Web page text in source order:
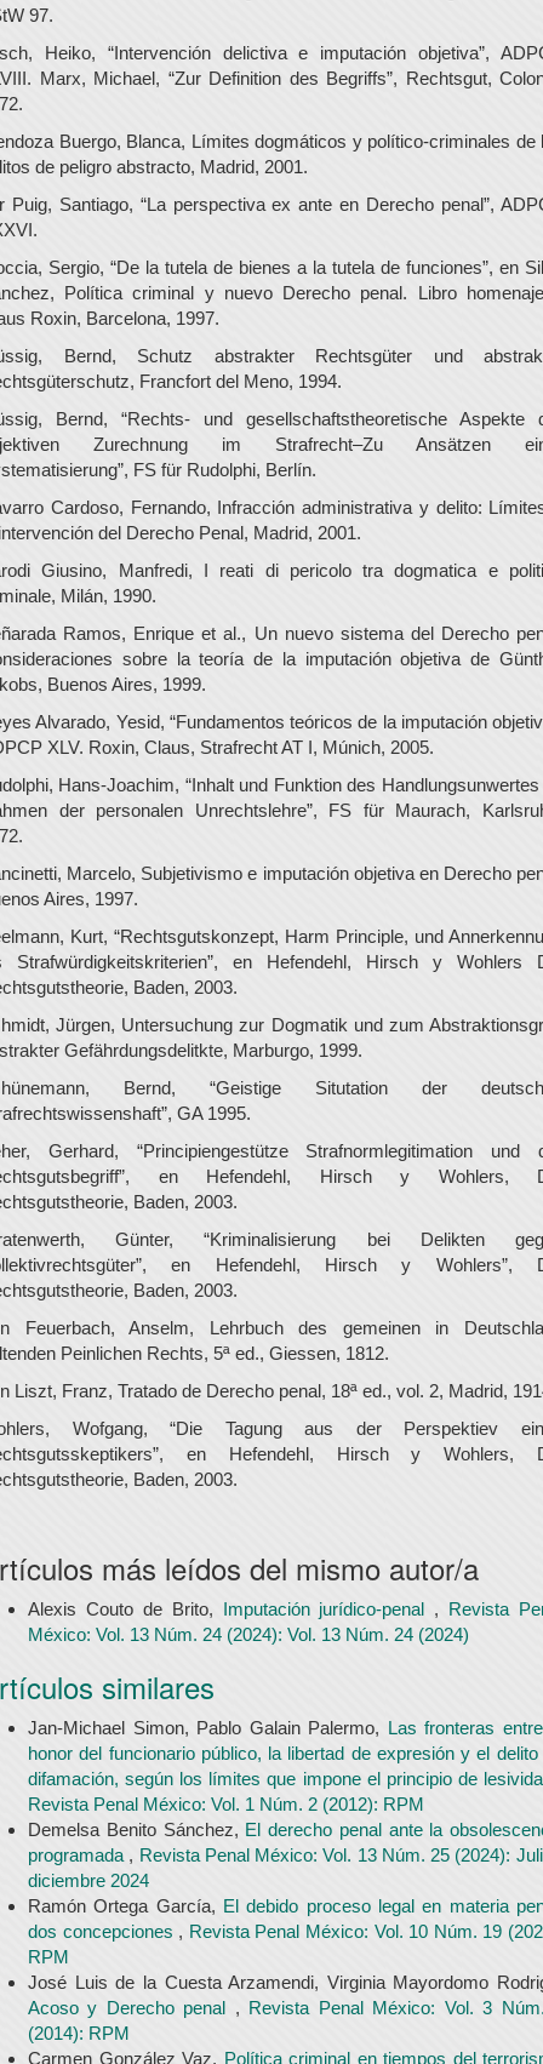
97.
Heiko, “Intervención delictiva e imputación objetiva”,
Marx, Michael, “Zur Definition des Begriffs”, Rechtsgut,
Buergo, Blanca, Límites dogmáticos y político-criminales de
de peligro abstracto, Madrid, 2001.
Puig, Santiago, “La perspectiva ex ante en Derecho penal”,
Sergio, “De la tutela de bienes a la tutela de funciones”, en
Política criminal y nuevo Derecho penal. Libro
Roxin, Barcelona, 1997.
Bernd, Schutz abstrakter Rechtsgüter und
Francfort del Meno, 1994.
Bernd, “Rechts- und gesellschaftstheoretische Aspekte
Zurechnung im Strafrecht–Zu Ansätzen
FS für Rudolphi, Berlín.
Cardoso, Fernando, Infracción administrativa y delito:
del Derecho Penal, Madrid, 2001.
Giusino, Manfredi, I reati di pericolo tra dogmatica e
Milán, 1990.
Ramos, Enrique et al., Un nuevo sistema del Derecho
sobre la teoría de la imputación objetiva de
Buenos Aires, 1999.
Alvarado, Yesid, “Fundamentos teóricos de la imputación
XLV. Roxin, Claus, Strafrecht AT I, Múnich, 2005.
Hans-Joachim, “Inhalt und Funktion des
der personalen Unrechtslehre”, FS für Maurach,
Marcelo, Subjetivismo e imputación objetiva en Derecho
Aires, 1997.
Kurt, “Rechtsgutskonzept, Harm Principle, und
Strafwürdigkeitskriterien”, en Hefendehl, Hirsch y Wohlers
Baden, 2003.
Jürgen, Untersuchung zur Dogmatik und zum
Gefährdungsdelitkte, Marburgo, 1999.
Bernd, “Geistige Situtation der
GA 1995.
Gerhard, “Principiengestütze Strafnormlegitimation und
en Hefendehl, Hirsch y Wohlers,
Baden, 2003.
Günter, “Kriminalisierung bei Delikten
en Hefendehl, Hirsch y Wohlers”,
Baden, 2003.
Feuerbach, Anselm, Lehrbuch des gemeinen in
Peinlichen Rechts, 5ª ed., Giessen, 1812.
Liszt, Franz, Tratado de Derecho penal, 18ª ed., vol. 2, Madrid,
Wofgang, “Die Tagung aus der Perspektiev
en Hefendehl, Hirsch y Wohlers,
Baden, 2003.
más leídos del mismo autor/a
Alexis Couto de Brito, Imputación jurídico-penal , Revista
México: Vol. 13 Núm. 24 (2024): Vol. 13 Núm. 24 (2024)
similares
Jan-Michael Simon, Pablo Galain Palermo, Las fronteras
honor del funcionario público, la libertad de expresión y el delito
difamación, según los límites que impone el principio de
Revista Penal México: Vol. 1 Núm. 2 (2012): RPM
Demelsa Benito Sánchez, El derecho penal ante la
programada , Revista Penal México: Vol. 13 Núm. 25 (2024):
diciembre 2024
Ramón Ortega García, El debido proceso legal en materia
dos concepciones , Revista Penal México: Vol. 10 Núm. 19
RPM
José Luis de la Cuesta Arzamendi, Virginia Mayordomo
Acoso y Derecho penal , Revista Penal México: Vol. 3
(2014): RPM
Carmen González Vaz, Política criminal en tiempos del